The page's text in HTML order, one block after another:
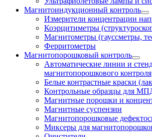
Магнитоиндукционный контроль
Измерители концентрации
Коэрцитиметры
Магнитометры (гауссметры,
Ферритометры
Магнитопорошковый контроль
Автоматические линии и
магнитопорошкового контроля
Белые контрастные краски
Контрольные образцы для
Магнитные порошки и
Магнитные суспензии
Магнитопорошковые
Миксеры для